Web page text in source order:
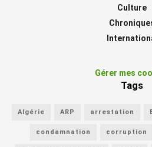
Culture
Gérer mes
Tags
Algérie ARP arrestation
condamnation corruption